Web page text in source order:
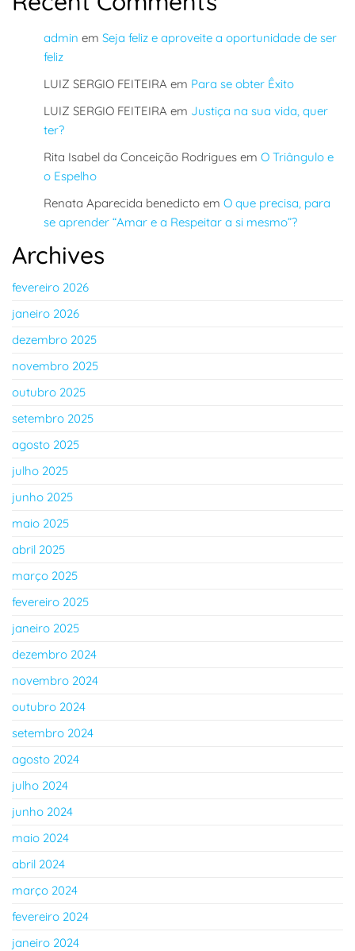
admin em Seja feliz e aproveite a oportunidade de ser
feliz
LUIZ SERGIO FEITEIRA em Para se obter Êxito
LUIZ SERGIO FEITEIRA em Justiça na sua vida, quer
ter?
Rita Isabel da Conceição Rodrigues em O Triângulo e
o Espelho
Renata Aparecida benedicto em O que precisa, para
se aprender “Amar e a Respeitar a si mesmo”?
Archives
fevereiro 2026
janeiro 2026
dezembro 2025
novembro 2025
outubro 2025
setembro 2025
agosto 2025
julho 2025
junho 2025
maio 2025
abril 2025
março 2025
fevereiro 2025
janeiro 2025
dezembro 2024
novembro 2024
outubro 2024
setembro 2024
agosto 2024
julho 2024
junho 2024
maio 2024
abril 2024
março 2024
fevereiro 2024
janeiro 2024